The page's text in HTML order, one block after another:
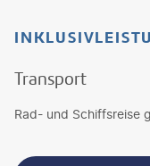
Transport
Rad- und Schiffsreise